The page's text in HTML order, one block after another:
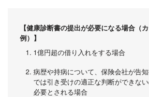
【健康診断書の提出が必要になる場合（
例）】
1億円超の借り入れをする場合
病歴や持病について、保険会社が告
では引き受けの適正な判断ができな
必要とされる場合